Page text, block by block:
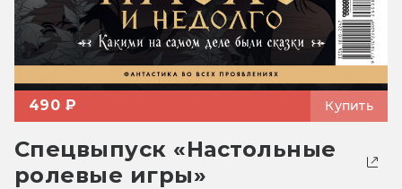
490 ₽ Купить
Спецвыпуск «Настольные
ролевые игры»